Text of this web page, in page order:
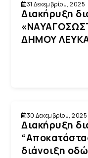
31 Δεκεμβρίου, 2025
Διακήρυξη
ΔΗΜΟΥ
30 Δεκεμβρίου, 2025
Διακήρυξη
διάνοιξη